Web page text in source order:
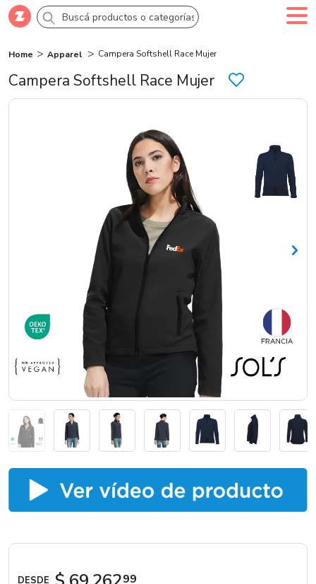
Comprar Creá tu cuenta
Categorías
Marcas
Catálogos
Sé partner
Campera Softshell Race Mujer
Home Apparel Campera Softshell Race Mujer
DESDE 99